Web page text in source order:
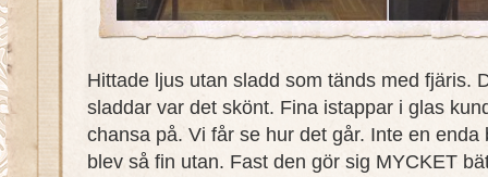
Hittade ljus utan sladd som tänds med fjäris.
sladdar var det skönt. Fina istappar i glas
chansa på. Vi får se hur det går. Inte en enda
blev så fin utan. Fast den gör sig MYCKET